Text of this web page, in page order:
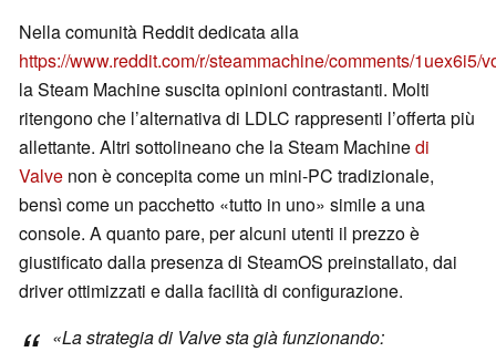
Nella comunità Reddit dedicata alla
https://www.reddit.com/r/steammachine/comments/1uex6i5/
la Steam Machine suscita opinioni contrastanti. Molti
ritengono che l’alternativa di LDLC rappresenti l’offerta più
allettante. Altri sottolineano che la Steam Machinedi
Valve non è concepita come un mini-PC tradizionale,
bensì come un pacchetto «tutto in uno» simile a una
console. A quanto pare, per alcuni utenti il prezzo è
giustificato dalla presenza di SteamOS preinstallato, dai
driver ottimizzati e dalla facilità di configurazione.
«La strategia di Valve sta già funzionando: